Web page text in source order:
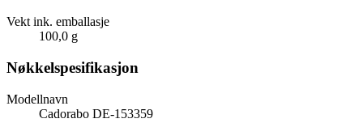
Vekt ink. emballasje
100,0 g
Nøkkelspesifikasjon
Modellnavn
Cadorabo DE-153359